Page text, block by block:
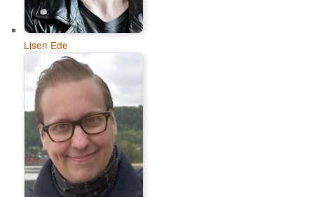
Lisen Ede